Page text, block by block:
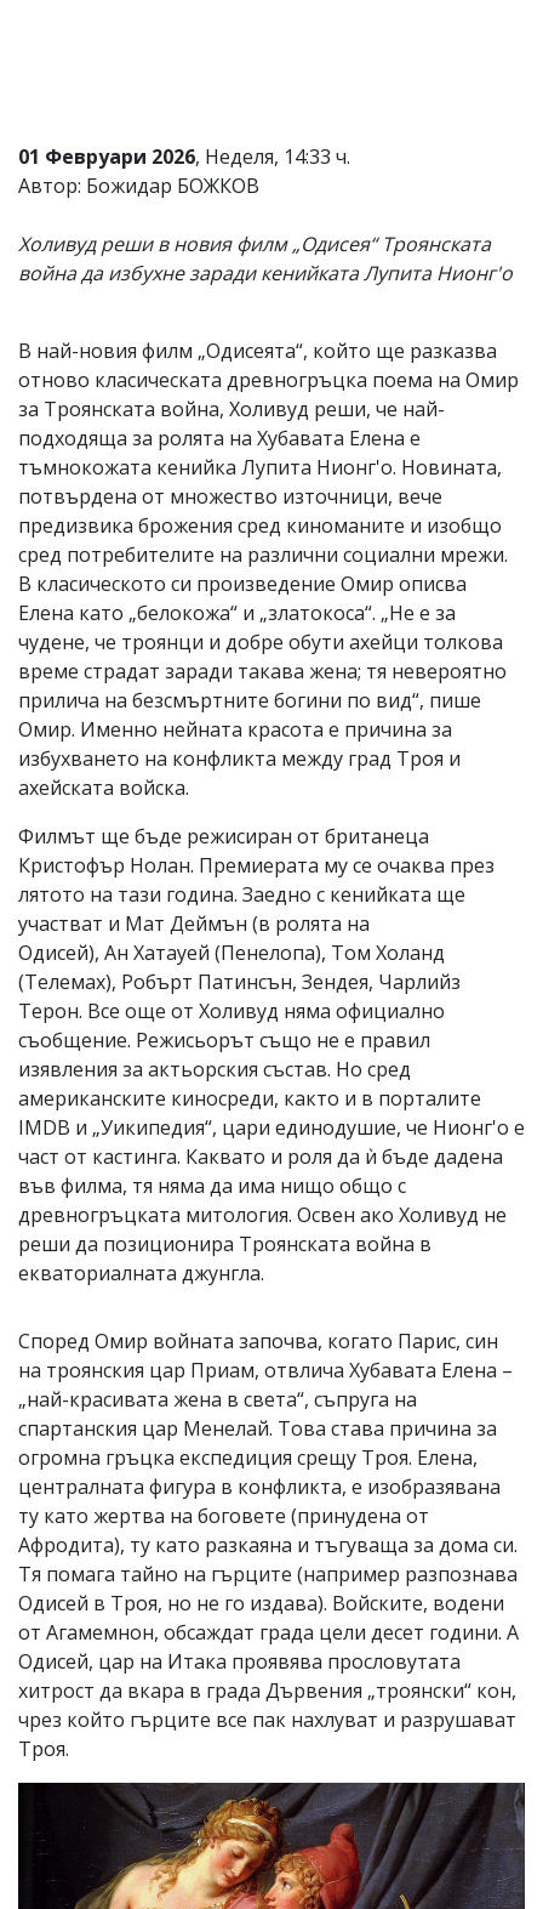
редакцията
не
за
тях!
обиден
за
вас
коментар,
сигнализирайте
ни!
01 Февруари 2026, Неделя, 14:33 ч.
Автор: Божидар БОЖКОВ
Холивуд реши в новия филм „Одисея“ Троянската
война да избухне заради кенийката Лупита Нионг'о
В най-новия филм „Одисеята“, който ще разказва
отново класическата древногръцка поема на Омир
за Троянската война, Холивуд реши, че най-
подходяща за ролята на Хубавата Елена е
тъмнокожата кенийка Лупита Нионг'о. Новината,
потвърдена от множество източници, вече
предизвика брожения сред киноманите и изобщо
сред потребителите на различни социални мрежи.
В класическото си произведение Омир описва
Елена като „белокожа“ и „златокоса“. „Не е за
чудене, че троянци и добре обути ахейци толкова
време страдат заради такава жена; тя невероятно
прилича на безсмъртните богини по вид“, пише
Омир. Именно нейната красота е причина за
избухването на конфликта между град Троя и
ахейската войска.
Филмът ще бъде режисиран от британеца
Кристофър Нолан. Премиерата му се очаква през
лятото на тази година. Заедно с кенийката ще
участват и Мат Деймън (в ролята на
Одисей), Ан Хатауей (Пенелопа), Том Холанд
(Телемах), Робърт Патинсън, Зендея, Чарлийз
Терон. Все още от Холивуд няма официално
съобщение. Режисьорът също не е правил
изявления за актьорския състав. Но сред
американските киносреди, както и в порталите
IMDB и „Уикипедия“, цари единодушие, че Нионг'о е
част от кастинга. Каквато и роля да ѝ бъде дадена
във филма, тя няма да има нищо общо с
древногръцката митология. Освен ако Холивуд не
реши да позиционира Троянската война в
екваториалната джунгла.
Според Омир войната започва, когато Парис, син
на троянския цар Приам, отвлича Хубавата Елена –
„най-красивата жена в света“, съпруга на
спартанския цар Менелай. Това става причина за
огромна гръцка експедиция срещу Троя. Елена,
централната фигура в конфликта, е изобразявана
ту като жертва на боговете (принудена от
Афродита), ту като разкаяна и тъгуваща за дома си.
Тя помага тайно на гърците (например разпознава
Одисей в Троя, но не го издава). Войските, водени
от Агамемнон, обсаждат града цели десет години. А
Одисей, цар на Итака проявява прословутата
хитрост да вкара в града Дървения „троянски“ кон,
чрез който гърците все пак нахлуват и разрушават
Троя.